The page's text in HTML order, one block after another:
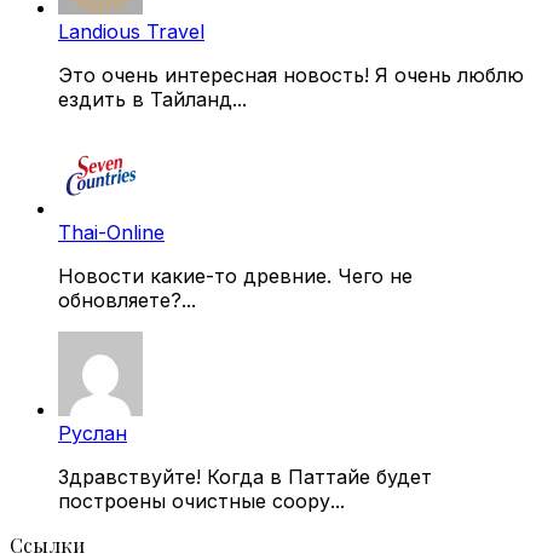
Landious Travel
Это очень интересная новость! Я очень люблю
ездить в Тайланд...
Thai-Online
Новости какие-то древние. Чего не
обновляете?...
Руслан
Здравствуйте! Когда в Паттайе будет
построены очистные соору...
Ссылки